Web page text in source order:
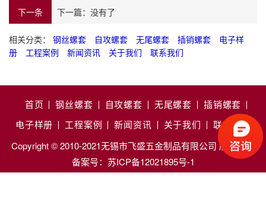
下一条 下一篇：没有了
相关分类： 钢丝螺套 自攻螺套 无尾螺套 插销螺套
电子样
册
工程案例 新闻资讯 关于我们 联系我们
首页 钢丝螺套 自攻螺套 无尾螺套
插销螺套
电子样册
工程案例 新闻资讯 关于我们
联系我们
Copyright © 2010-2021无锡市飞盛五金制品有限公司 版权所有
备案号： 苏ICP备12021895号-1